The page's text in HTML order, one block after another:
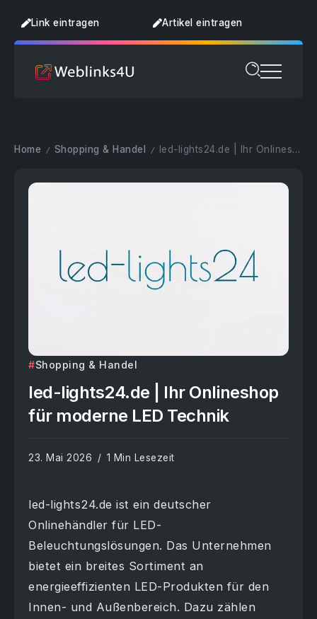
Link eintragen Artikel eintragen
Home / Shopping & Handel / led-lights24.de | Ihr Onlineshop für moderne LED Technik
Shopping & Handel
led-lights24.de | Ihr Onlineshop
für moderne LED Technik
23. Mai 2026 1 Min Lesezeit
led-lights24.de ist ein deutscher
Onlinehändler für LED-
Beleuchtungslösungen. Das Unternehmen
bietet ein breites Sortiment an
energieeffizienten LED-Produkten für den
Innen- und Außenbereich. Dazu zählen